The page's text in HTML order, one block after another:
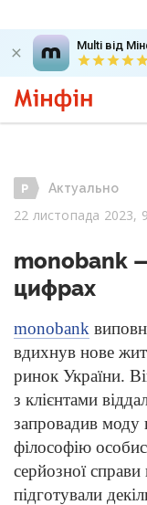
Multi від
Актуально
22 листопада 2023,
monobank
цифрах
monobank
вдихнув нове
ринок України.
з клієнтами
запровадив моду
філософію
серйозної
підготували